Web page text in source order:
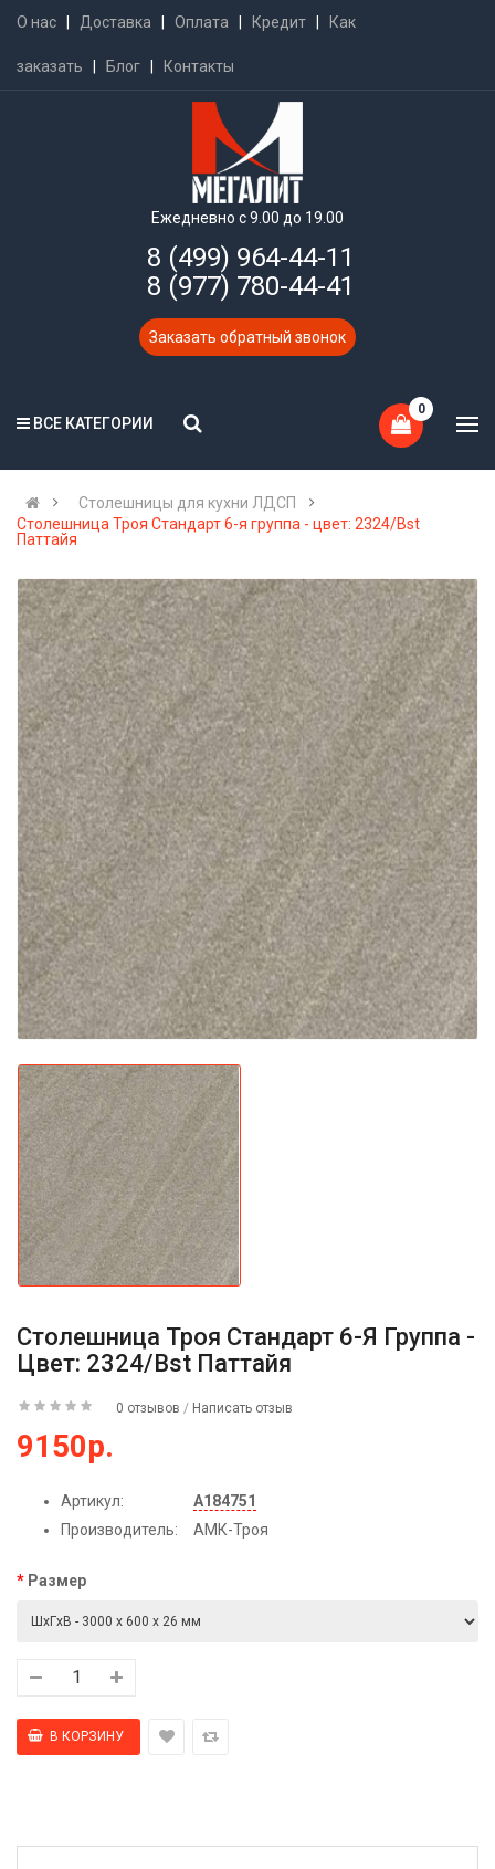
О нас Доставка Оплата Кредит Как
заказать Блог Контакты
Ежедневно с 9.00 до 19.00
8 (499) 964-44-11
8 (977) 780-44-41
Заказать обратный звонок
ВСЕ КАТЕГОРИИ
0
Cтолешницы для кухни ЛДСП
Столешница Троя Стандарт 6-я группа - цвет: 2324/Bst
Паттайя
Столешница Троя Стандарт 6-Я Группа -
Цвет: 2324/Bst Паттайя
0 отзывов / Написать отзыв
9150р.
Артикул:
А184751
Производитель:
АМК-Троя
Размер